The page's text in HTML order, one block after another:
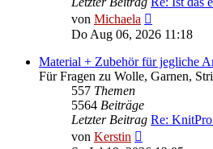
von Michaela
Beitrag
Do Aug 06, 2026 11:18
Material + Zubehör für jegliche
Für Fragen zu Wolle, Garnen,
557 Themen
5564 Beiträge
Letzter Beitrag Re:
von Kerstin